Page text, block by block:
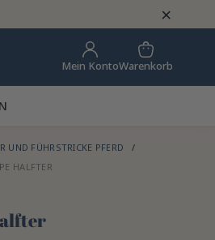
×
Mein KontoWarenkorb
UND FÜHRSTRICKE PFERD
HALFTER